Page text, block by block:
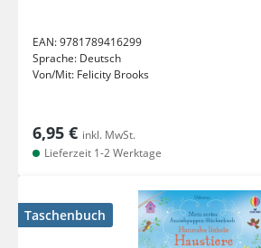
EAN:9781789416299
Sprache: Deutsch
Von/Mit: Felicity Brooks
6,95 € inkl. MwSt.
Lieferzeit 1-2 Werktage
Taschenbuch